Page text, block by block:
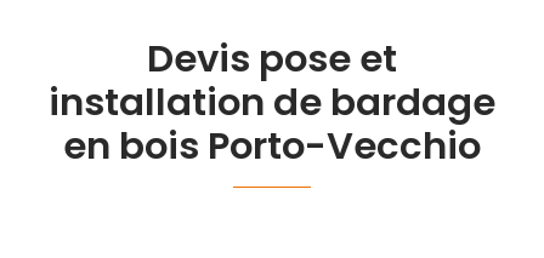
Devis pose et
installation de bardage
en bois Porto-Vecchio